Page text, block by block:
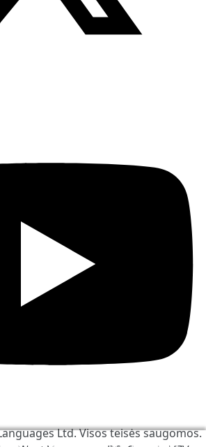
Ltd.Visos teisės saugomos.